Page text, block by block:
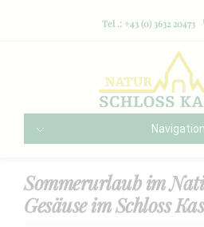
Tel .: +43 (0) 3632 20473
Navigation
Sommerurlaub im
Gesäuse im Schloss